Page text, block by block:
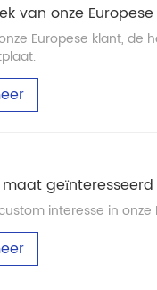
van onze
Europese klant, de
interesse in onze